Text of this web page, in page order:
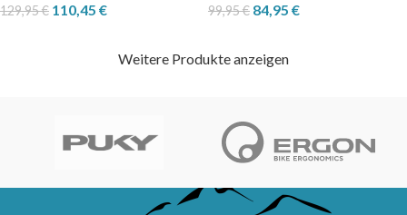
129,95€ 110,45 € 99,95€ 84,95 €
Weitere Produkte anzeigen